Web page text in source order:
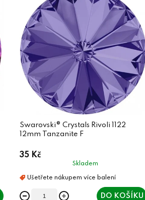
Swarovski® Crystals Rivoli 1122
12mm Tanzanite F
35 Kč
Skladem
DO KOŠÍKU